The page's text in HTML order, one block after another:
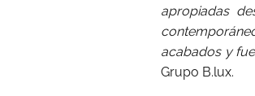
apropiadas
acabados y
Grupo B.lux.